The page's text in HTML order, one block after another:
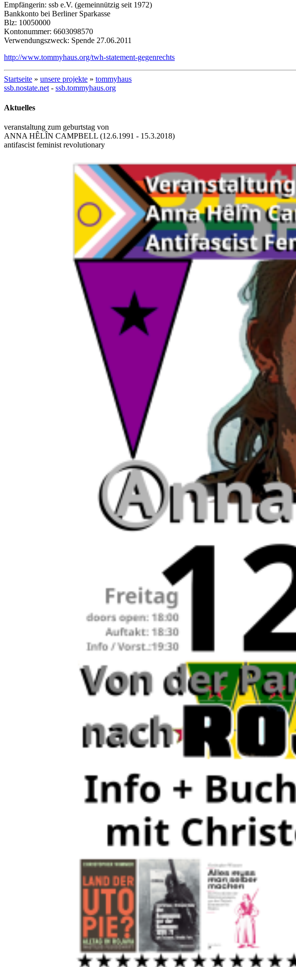
Empfängerin: ssb e.V. (gemeinnützig seit 1972)
Bankkonto bei Berliner Sparkasse
Blz: 10050000
Kontonummer: 6603098570
Verwendungszweck: Spende 27.06.2011
http://www.tommyhaus.org/twh-statement-gegenrechts
Startseite » unsere projekte » tommyhaus
ssb.nostate.net- ssb.tommyhaus.org
Aktuelles
veranstaltung zum geburtstag von
ANNA HÊLÎN CAMPBELL (12.6.1991 - 15.3.2018)
antifascist feminist revolutionary